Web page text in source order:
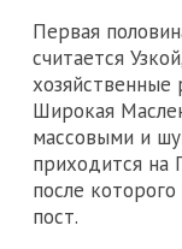
Первая
считается
хозяйственные
Широкая
массовыми и
приходится на
после
пост.